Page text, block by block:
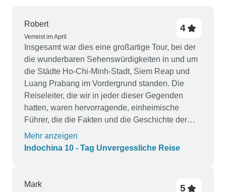
Robert
Verreist im April
4
Insgesamt war dies eine großartige Tour, bei der
die wunderbaren Sehenswürdigkeiten in und um
die Städte Ho-Chi-Minh-Stadt, Siem Reap und
Luang Prabang im Vordergrund standen. Die
Reiseleiter, die wir in jeder dieser Gegenden
hatten, waren hervorragende, einheimische
Führer, die die Fakten und die Geschichte der
von uns besuchten Orte kannten. Alle 3 verfügten
über hervorragende Kommunikationsfähigkeiten
Bedürfnisse gekümmert. Unser Dank geht an
Mehr anzeigen
Indochina 10 - Tag Unvergessliche Reise
Mark 5